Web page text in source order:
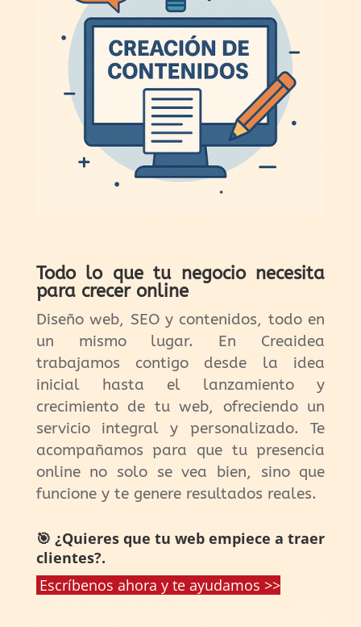
Todo lo que tu negocio necesita
para crecer online
Diseño web, SEO y contenidos, todo en
un mismo lugar. En Creaidea
trabajamos contigo desde la idea
inicial hasta el lanzamiento y
crecimiento de tu web, ofreciendo un
servicio integral y personalizado. Te
acompañamos para que tu presencia
online no solo se vea bien, sino que
funcione y te genere resultados reales.
🎯 ¿Quieres que tu web empiece a traer
clientes?.
Escríbenos ahora y te ayudamos >>